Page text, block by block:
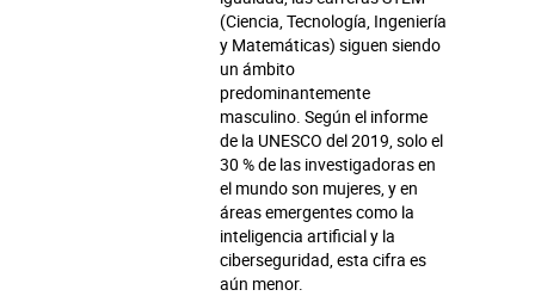
(Ciencia, Tecnología, Ingeniería
y Matemáticas) siguen siendo
un ámbito
predominantemente
masculino. Según el informe
de la UNESCO del 2019, solo el
30 % de las investigadoras en
el mundo son mujeres, y en
áreas emergentes como la
inteligencia artificial y la
ciberseguridad, esta cifra es
aún menor.